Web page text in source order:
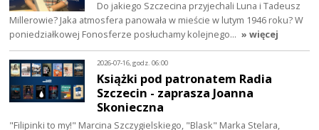
Do jakiego Szczecina przyjechali Luna i Tadeusz
Millerowie? Jaka atmosfera panowała w mieście w lutym 1946 roku? W
poniedziałkowej Fonosferze posłuchamy kolejnego… » więcej
2026-07-16, godz. 06:00
Książki pod patronatem Radia
Szczecin - zaprasza Joanna
Skonieczna
"Filipinki to my!" Marcina Szczygielskiego, "Blask" Marka Stelara,